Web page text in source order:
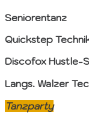
Seniorentanz
Quickstep
Discofox Hustle-
Langs. Walzer
Tanzparty